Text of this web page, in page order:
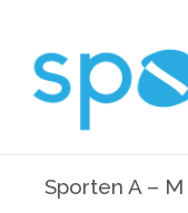
Sporten A – M